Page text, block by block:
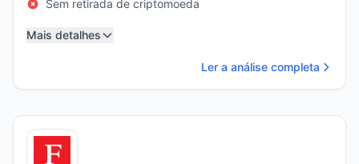
Sem retirada de criptomoeda
Mais detalhes
Ler a análise completa